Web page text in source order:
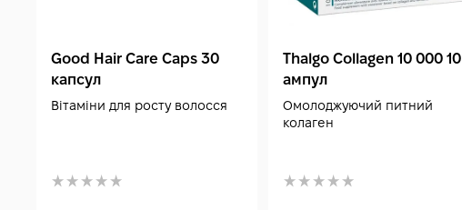
Good Hair Care Caps 30
капсул
Вітаміни для росту волосся
Thalgo Collagen 10 000 10
ампул
Омолоджуючий питний
колаген